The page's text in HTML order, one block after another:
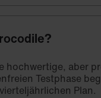
hochwertige, aber
Testphase
Plan.